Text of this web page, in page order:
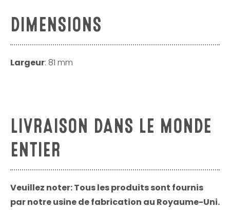
DIMENSIONS
Largeur: 81 mm
LIVRAISON DANS LE MONDE
ENTIER
Veuillez noter: Tous les produits sont fournis
par notre usine de fabrication au Royaume-Uni.